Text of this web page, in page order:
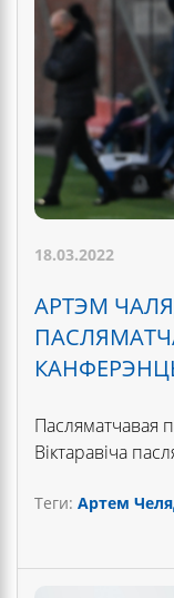
18.03.2022
АРТЭМ
Пасляматчавая
Віктаравіча
Теги: Артем